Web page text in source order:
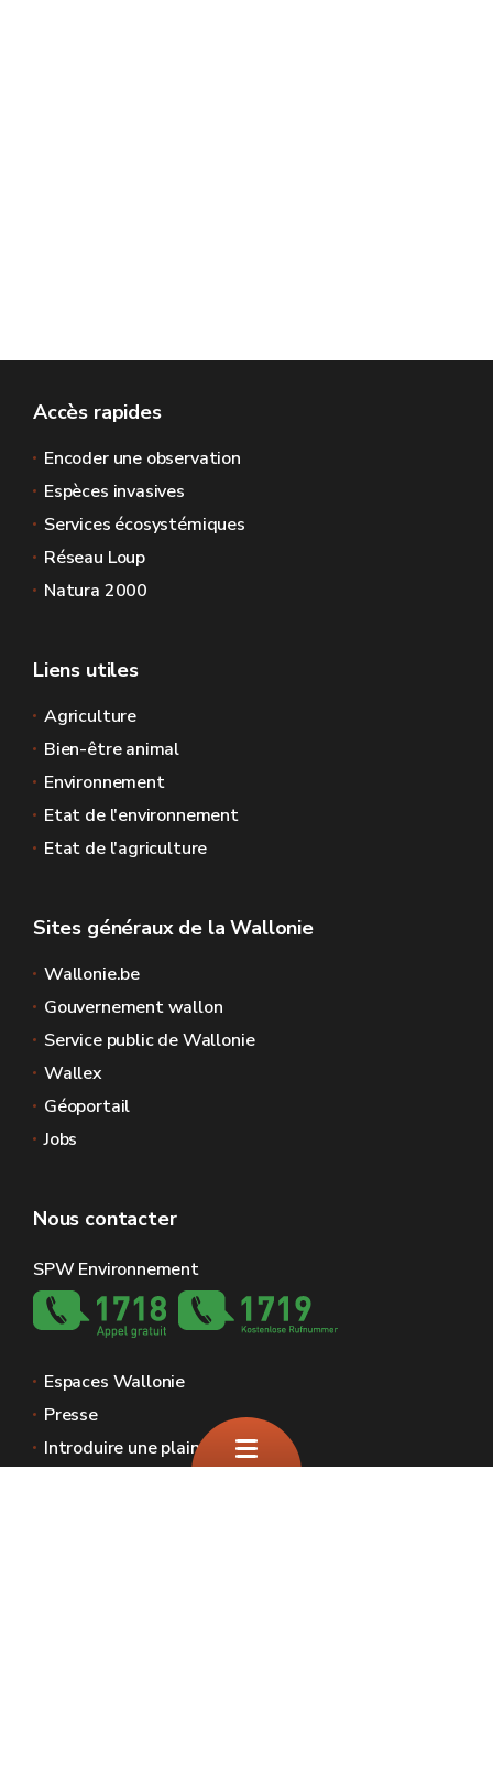
Accès rapides
Encoder une observation
Espèces invasives
Services écosystémiques
Réseau Loup
Natura 2000
Liens utiles
Agriculture
Bien-être animal
Environnement
Etat de l'environnement
Etat de l'agriculture
Sites généraux de la Wallonie
Wallonie.be
Gouvernement wallon
Service public de Wallonie
Wallex
Géoportail
Jobs
Nous contacter
SPW Environnement
Espaces Wallonie
Presse
Introduire une plainte au SPW